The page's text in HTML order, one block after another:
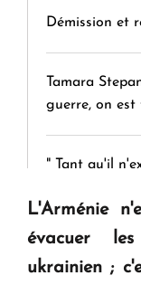
Démission et
Tamara
guerre, on est
" Tant qu'il
KASA : 30
en Arménie
L'Arménie
évacuer
ukrainien ;